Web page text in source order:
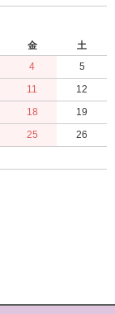
金
土
4
5
11
12
18
19
25
26